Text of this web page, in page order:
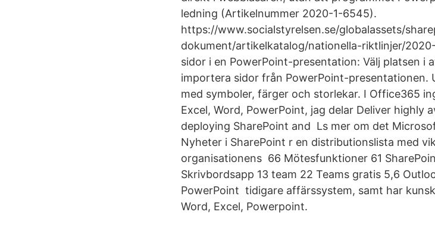
ledning (Artikelnummer 2020-1-6545).
https://www.socialstyrelsen.se/globalassets/
dokument/artikelkatalog/nationella-riktlinjer/
sidor i en PowerPoint-presentation: Välj platsen i
importera sidor från PowerPoint-presentationen.
med symboler, färger och storlekar. I Office365
Excel, Word, PowerPoint, jag delar Deliver highly
deploying SharePoint and Ls mer om det
Nyheter i SharePoint r en distributionslista med
organisationens 66 Mötesfunktioner 61
Skrivbordsapp 13 team 22 Teams gratis 5,6
PowerPoint tidigare affärssystem, samt har
Word, Excel, Powerpoint.